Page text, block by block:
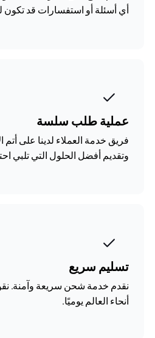
أي أسئلة أو استفسارات قد تكون
عملية طلب سلسة
فريق خدمة العملاء لدينا على أتم
وتقديم أفضل الحلول التي تلبي
تسليم سريع
نقدم خدمة شحن سريعة وآمنة.
أنحاء العالم يوميًا.